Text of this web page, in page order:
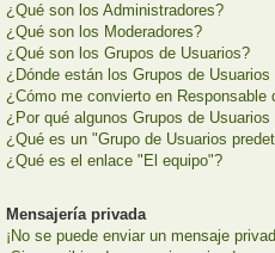
¿Qué son los Administradores?
¿Qué son los Moderadores?
¿Qué son los Grupos de Usuarios?
¿Dónde están los Grupos de
¿Cómo me convierto en Responsable
¿Por qué algunos Grupos de
¿Qué es un "Grupo de Usuarios
¿Qué es el enlace "El equipo"?
Mensajería privada
¡No se puede enviar un mensaje